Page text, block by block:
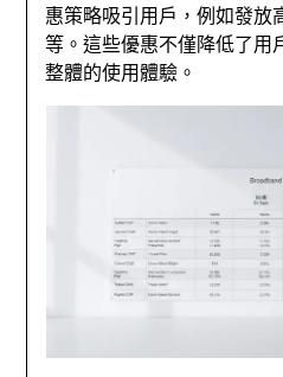
惠策略吸引用戶，例如發放
等。這些優惠不僅降低了用
整體的使用體驗。